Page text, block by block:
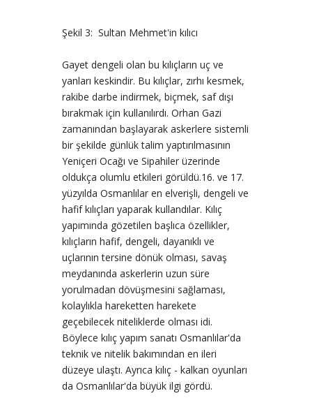
Şekil 3: Sultan Mehmet'in kılıcı
Gayet dengeli olan bu kılıçların uç ve
yanları keskindir. Bu kılıçlar, zırhı kesmek,
rakibe darbe indirmek, biçmek, saf dışı
bırakmak için kullanılırdı. Orhan Gazi
zamanından başlayarak askerlere sistemli
bir şekilde günlük talim yaptırılmasının
Yeniçeri Ocağı ve Sipahiler üzerinde
oldukça olumlu etkileri görüldü.16. ve 17.
yüzyılda Osmanlılar en elverişli, dengeli ve
hafif kılıçları yaparak kullandılar. Kılıç
yapımında gözetilen başlıca özellikler,
kılıçların hafif, dengeli, dayanıklı ve
uçlarının tersine dönük olması, savaş
meydanında askerlerin uzun süre
yorulmadan dövüşmesini sağlaması,
kolaylıkla hareketten harekete
geçebilecek niteliklerde olması idi.
Böylece kılıç yapım sanatı Osmanlılar'da
teknik ve nitelik bakımından en ileri
düzeye ulaştı. Ayrıca kılıç - kalkan oyunları
da Osmanlılar'da büyük ilgi gördü.